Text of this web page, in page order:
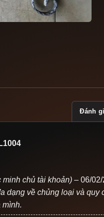
Đánh
minh chủ tài khoản) – 06/
dạng về chủng loại và quy
mình.